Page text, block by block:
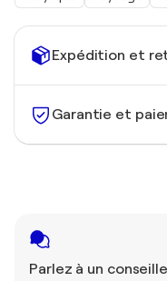
Expédition et
Garantie et
Parlez à un